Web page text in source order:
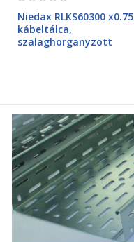
Niedax RLKS60300 x0.75
kábeltálca,
szalaghorganyzott